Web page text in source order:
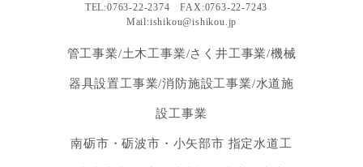
TEL:0763-22-2374 FAX:0763-22-7243
Mail:ishikou@ishikou.jp
管工事業/土木工事業/さく井工事業/機械
器具設置工事業/消防施設工事業/水道施
設工事業
南砺市・砺波市・小矢部市 指定水道工